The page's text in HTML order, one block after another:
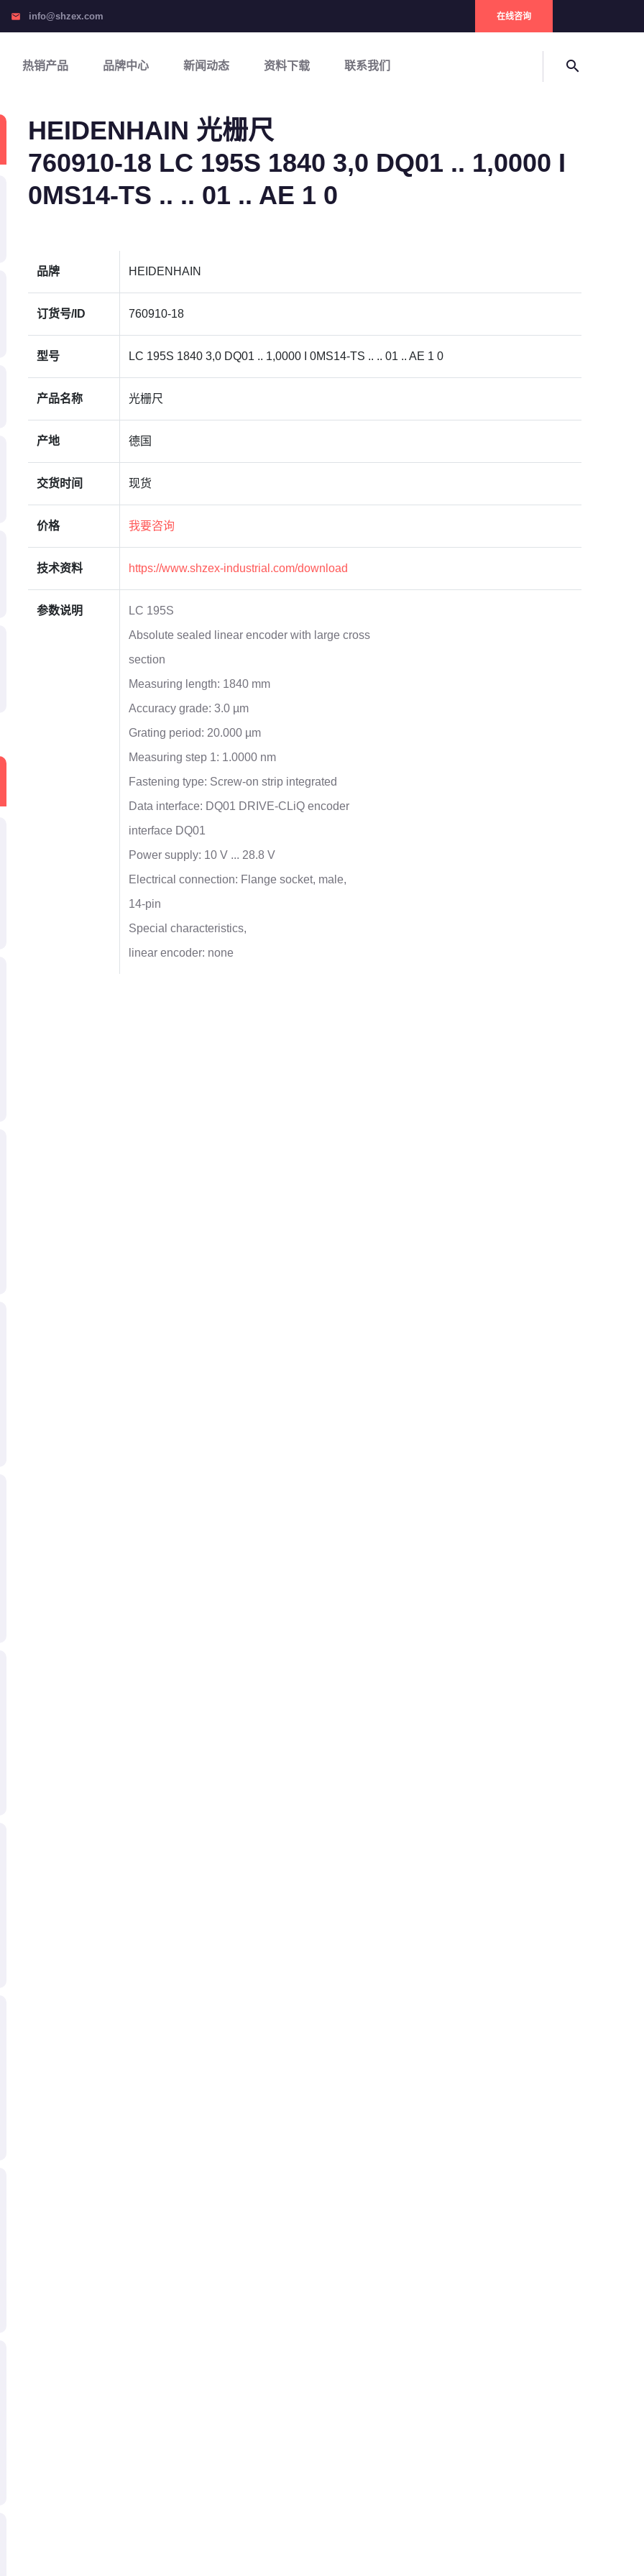
email info@shzex.com 在线咨询
热销产品 品牌中心 新闻动态 资料下载 联系我们 search
HEIDENHAIN 光栅尺
760910-18 LC 195S 1840 3,0 DQ01 .. 1,0000 I
0MS14-TS .. .. 01 .. AE 1 0
品牌 HEIDENHAIN
订货号/ID 760910-18
型号 LC 195S 1840 3,0 DQ01 .. 1,0000 I 0MS14-TS .. .. 01 .. AE 1 0
产品名称 光栅尺
产地 德国
交货时间 现货
价格 我要咨询
技术资料 https://www.shzex-industrial.com/download
参数说明
LC 195S
Absolute sealed linear encoder with large cross
section
Measuring length: 1840 mm
Accuracy grade: 3.0 µm
Grating period: 20.000 µm
Measuring step 1: 1.0000 nm
Fastening type: Screw-on strip integrated
Data interface: DQ01 DRIVE-CLiQ encoder
interface DQ01
Power supply: 10 V ... 28.8 V
Electrical connection: Flange socket, male,
14-pin
Special characteristics,
linear encoder: none